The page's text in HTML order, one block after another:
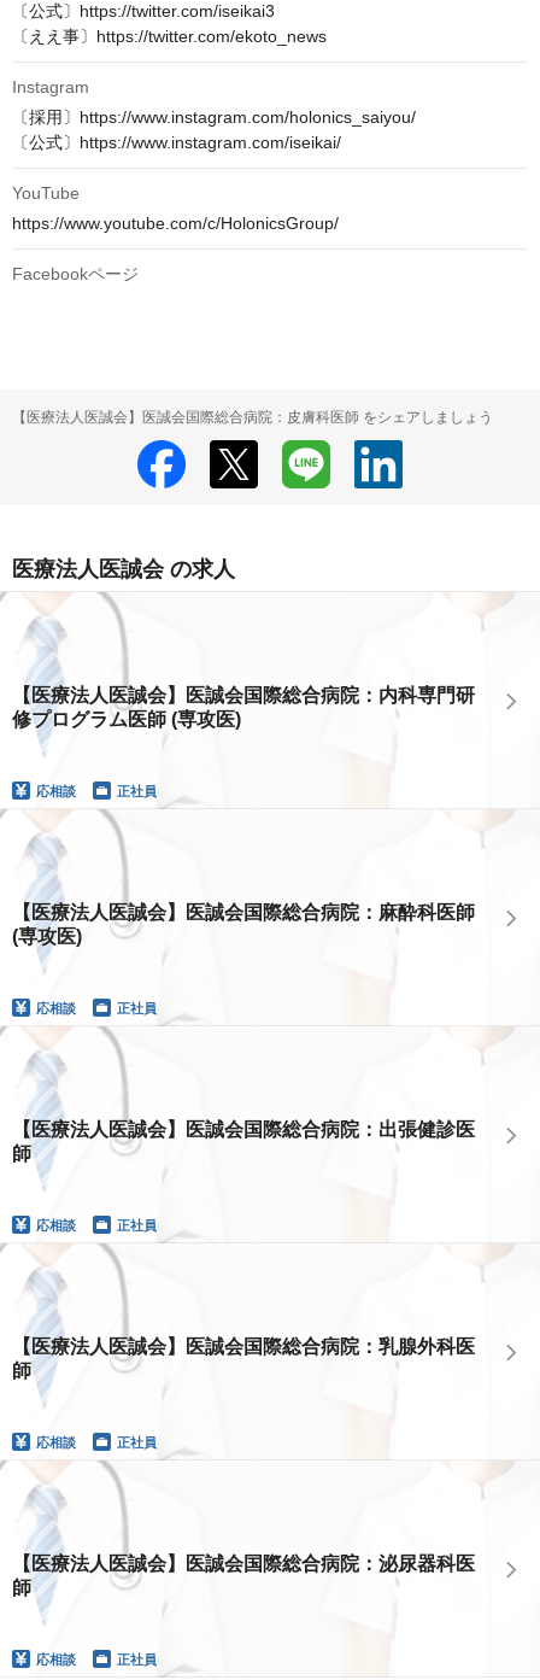
〔公式〕https://twitter.com/iseikai3
〔ええ事〕https://twitter.com/ekoto_news
Instagram
〔採用〕https://www.instagram.com/holonics_saiyou/
〔公式〕https://www.instagram.com/iseikai/
YouTube
https://www.youtube.com/c/HolonicsGroup/
Facebookページ
【医療法人医誠会】医誠会国際総合病院：皮膚科医師 をシェアしましょう
医療法人医誠会 の求人
【医療法人医誠会】医誠会国際総合病院：内科専門研
修プログラム医師 (専攻医)
応相談 正社員
【医療法人医誠会】医誠会国際総合病院：麻酔科医師
(専攻医)
応相談 正社員
【医療法人医誠会】医誠会国際総合病院：出張健診医
師
応相談 正社員
【医療法人医誠会】医誠会国際総合病院：乳腺外科医
師
応相談 正社員
【医療法人医誠会】医誠会国際総合病院：泌尿器科医
師
応相談 正社員